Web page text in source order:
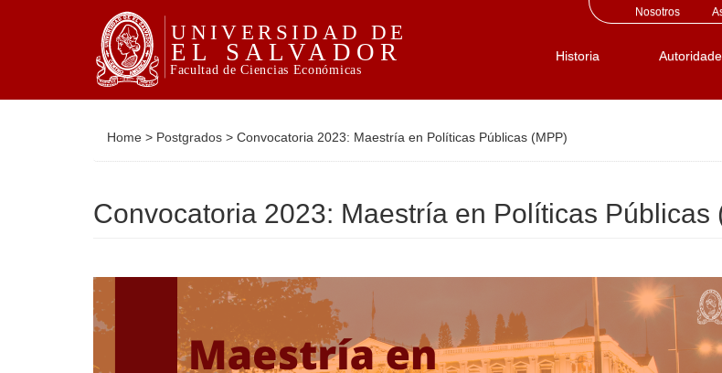
Nosotros
Historia
Home > Postgrados > Convocatoria 2023: Maestría en Políticas Públicas (MPP)
Convocatoria 2023: Maestría en Políticas Públicas